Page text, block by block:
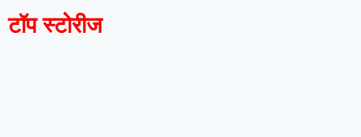
टॉप स्टोरीज